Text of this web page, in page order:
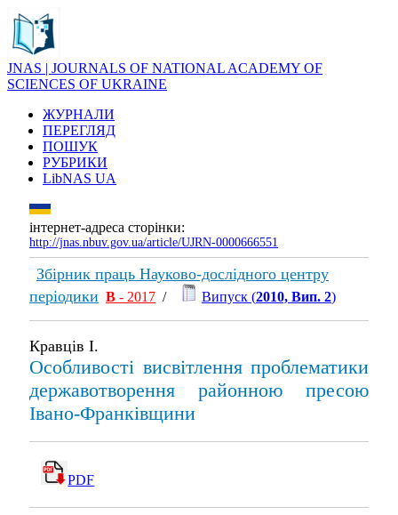
JNAS | JOURNALS OF NATIONAL ACADEMY OF
SCIENCES OF UKRAINE
ЖУРНАЛИ
ПЕРЕГЛЯД
ПОШУК
РУБРИКИ
LibNAS UA
інтернет-адреса сторінки:
http://jnas.nbuv.gov.ua/article/UJRN-0000666551
Збірник праць Науково-дослідного центру
періодики В - 2017 / Випуск (2010, Вип. 2)
Кравців І.
Особливості висвітлення проблематики
державотворення районною пресою
Івано-Франківщини
PDF